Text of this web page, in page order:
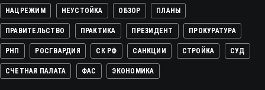
НАЦРЕЖИМ НЕУСТОЙКА ОБЗОР ПЛАНЫ
ПРАВИТЕЛЬСТВО ПРАКТИКА ПРЕЗИДЕНТ ПРОКУРАТУРА
РНП РОСГВАРДИЯ СК РФ САНКЦИИ СТРОЙКА СУД
СЧЕТНАЯ ПАЛАТА ФАС ЭКОНОМИКА